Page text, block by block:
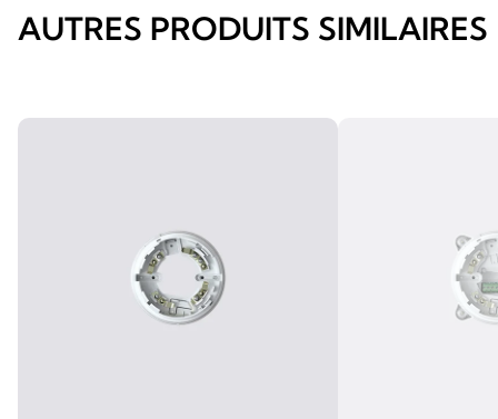
AUTRES PRODUITS SIMILAIRES